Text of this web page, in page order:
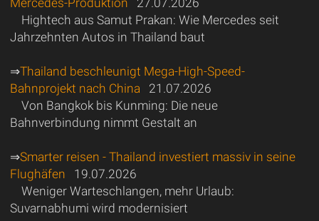
Hightech aus Samut Prakan: Wie Mercedes seit
Jahrzehnten Autos in Thailand baut
⇒Thailand beschleunigt Mega-High-Speed-
Bahnprojekt nach China 21.07.2026
Von Bangkok bis Kunming: Die neue
Bahnverbindung nimmt Gestalt an
⇒Smarter reisen - Thailand investiert massiv in seine
Flughäfen 19.07.2026
Weniger Warteschlangen, mehr Urlaub:
Suvarnabhumi wird modernisiert